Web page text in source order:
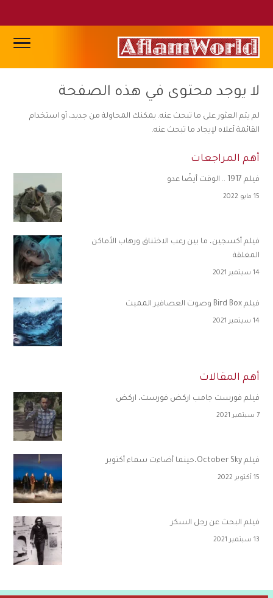
لا يوجد محتوى في هذه الصفحة
لم يتم العثور على ما تبحث عنه. يمكنك المحاولة من جديد، أو استخدام
القائمة أعلاه لإيجاد ما تبحث عنه.
أهم المراجعات
فيلم 1917 .. الوقت أيضًا عدو
15 مايو 2022
فيلم أكسجين، ما بين رعب الاختناق ورهاب الأماكن
المغلقة
14 سبتمبر 2021
فيلم Bird Box وصوت العصافير المميت
14 سبتمبر 2021
أهم المقالات
فيلم فورست جامب اركض فورست، اركض
7 سبتمبر 2021
فيلم October Sky،حينما أضاءت سماء أكتوبر
15 أكتوبر 2022
فيلم البحث عن رجل السكر
13 سبتمبر 2021